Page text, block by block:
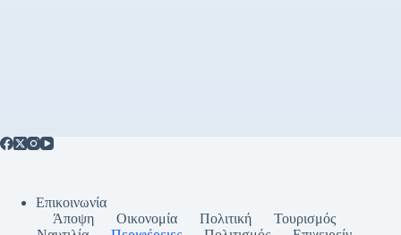
Επικοινωνία
Άποψη
Οικονομία Πολιτική
Τουρισμός